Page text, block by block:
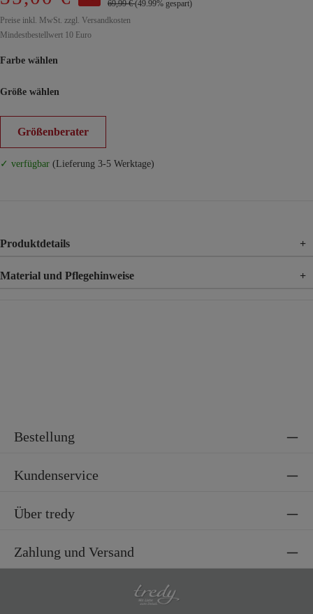
69,99 €(49.99% gespart)
Preise inkl. MwSt. zzgl. Versandkosten
Mindestbestellwert 10 Euro
Farbe wählen
Größe wählen
Größenberater
✓ verfügbar (Lieferung 3-5 Werktage)
Produktdetails +
Material und Pflegehinweise +
Bestellung
Kundenservice
Über tredy
Zahlung und Versand